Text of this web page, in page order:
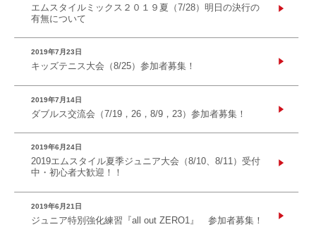
エムスタイルミックス２０１９夏（7/28）明日の決行の
有無について
2019年7月23日
キッズテニス大会（8/25）参加者募集！
2019年7月14日
ダブルス交流会（7/19，26，8/9，23）参加者募集！
2019年6月24日
2019エムスタイル夏季ジュニア大会（8/10、8/11）受付
中・初心者大歓迎！！
2019年6月21日
ジュニア特別強化練習『all out ZERO1』 参加者募集！